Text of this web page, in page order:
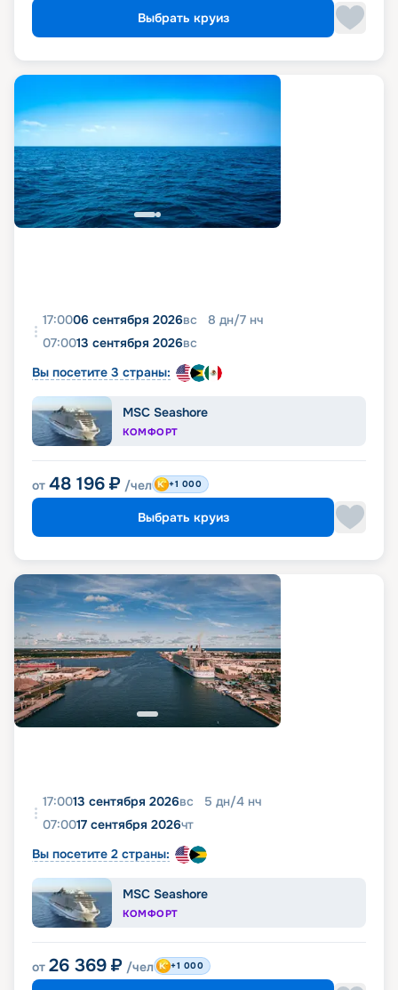
Выбрать круиз
17:0006 сентября 2026вс 8 дн/7 нч
07:0013 сентября 2026вс
Вы посетите 3 страны:
MSC Seashore
КОМФОРТ
от 48 196 ₽ /чел +1 000
Выбрать круиз
17:0013 сентября 2026вс 5 дн/4 нч
07:0017 сентября 2026чт
Вы посетите 2 страны:
MSC Seashore
КОМФОРТ
от 26 369 ₽ /чел +1 000